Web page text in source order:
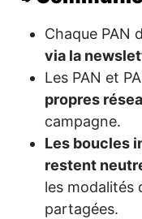
Chaque PAN
via la
Les PAN et
propres
campagne.
Les boucles
restent
les modalités
partagées.